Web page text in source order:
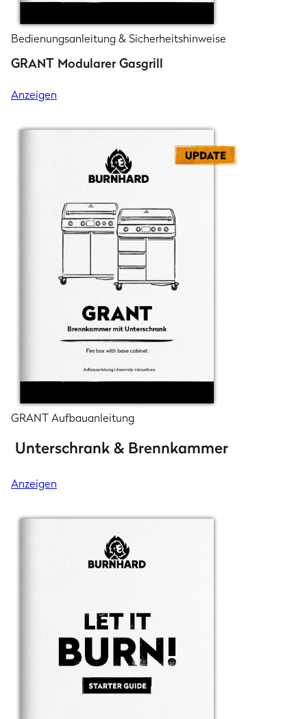
Bedienungsanleitung & Sicherheitshinweise
GRANT Modularer Gasgrill
Anzeigen
GRANT Aufbauanleitung
Unterschrank & Brennkammer
Anzeigen